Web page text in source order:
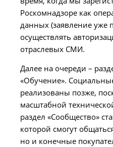
Роскомнадзоре как
данных (заявление уже
осуществлять
отраслевых СМИ.
Далее на очереди –
«Обучение».
реализованы позже,
масштабной
раздел «Сообщество»
которой смогут
но и конечные